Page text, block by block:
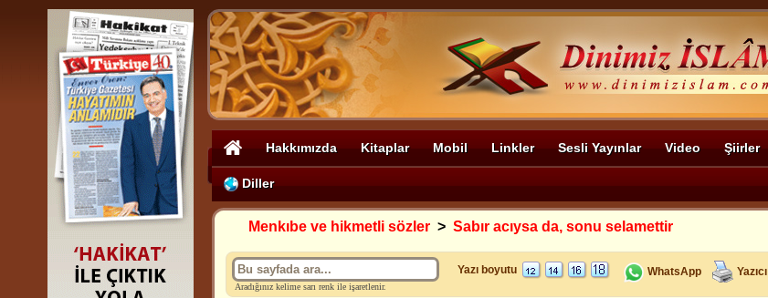
Hakkımızda Kitaplar Mobil Linkler Sesli Yayınlar Video Şiirler
Diller
Menkıbe ve hikmetli sözler > Sabır acıysa da, sonu selamettir
Aradığınız kelime sarı renk ile işaretlenir.
Yazı boyutu WhatsApp Yazıcı